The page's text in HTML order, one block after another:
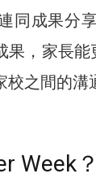
同成果分
果，家長
校之間的
Week？